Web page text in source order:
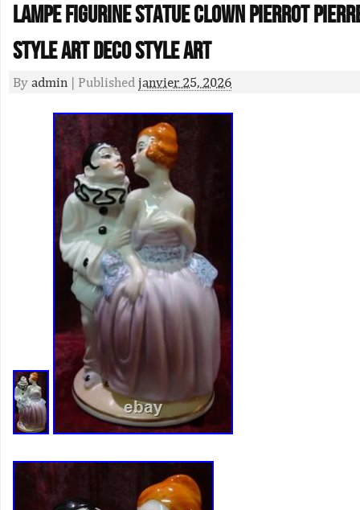
Lampe Figurine Statue Clown Pierrot
Style Art Deco Style Art
By admin | Published janvier 25, 2026